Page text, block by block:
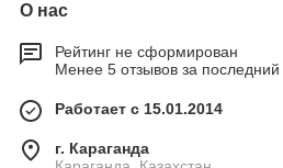
О нас
Рейтинг не сформирован
Менее 5 отзывов за последний
Работает с 15.01.2014
г. Караганда